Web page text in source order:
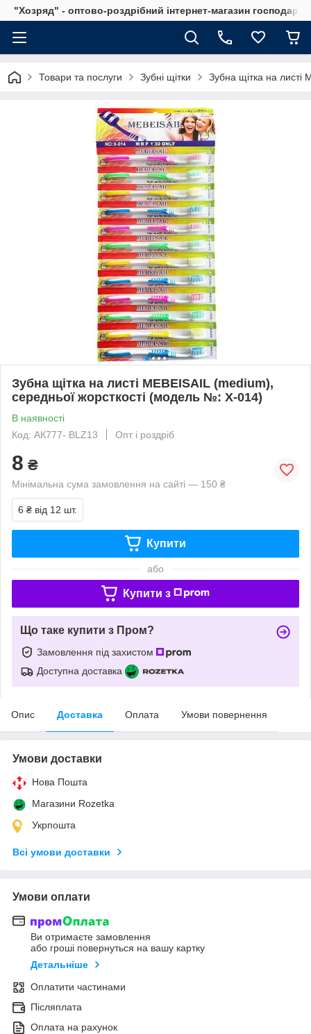
"Хозряд" - оптово-роздрібний інтернет-магазин
Товари та послуги Зубні щітки Зубна щітка на
Зубна щітка на листі MEBEISAIL (medium),
середньої жорсткості (модель №: Х-014)
В наявності
Код: АК777- BLZ13
Опт і роздріб
8 ₴
Мінімальна сума замовлення на сайті — 150 ₴
6 ₴ від 12 шт.
Купити
або
Купити з
Що таке купити з Пром?
Замовлення під захистом
Доступна доставка
Опис Доставка Оплата Умови повернення
Умови доставки
Нова Пошта
Магазини Rozetka
Укрпошта
Всі умови доставки
Умови оплати
Ви отримаєте замовлення
або гроші повернуться на вашу картку
Детальніше
Оплатити частинами
Післяплата
Оплата на рахунок